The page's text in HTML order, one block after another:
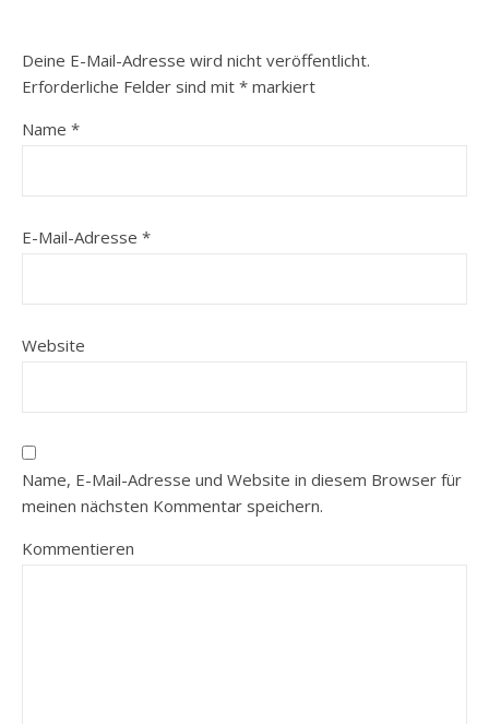
Deine E-Mail-Adresse wird nicht veröffentlicht.
Erforderliche Felder sind mit * markiert
Name *
E-Mail-Adresse *
Website
Name, E-Mail-Adresse und Website in diesem Browser für
meinen nächsten Kommentar speichern.
Kommentieren